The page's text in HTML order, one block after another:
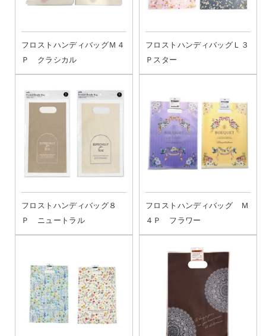
フロストハンディバッグＭ４
Ｐ クラシカル
フロストハンディバッグＬ３
Ｐスター
フロストハンディバッグ８
Ｐ ニュートラル
フロストハンディバッグ Ｍ
４Ｐ フラワー